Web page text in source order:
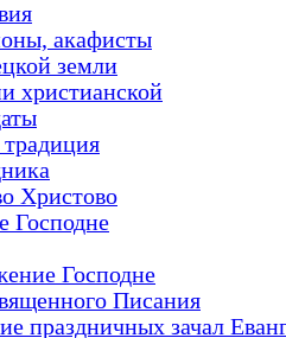
акафисты
земли
христианской
Христово
Господне
Господне
Писания
праздничных зачал